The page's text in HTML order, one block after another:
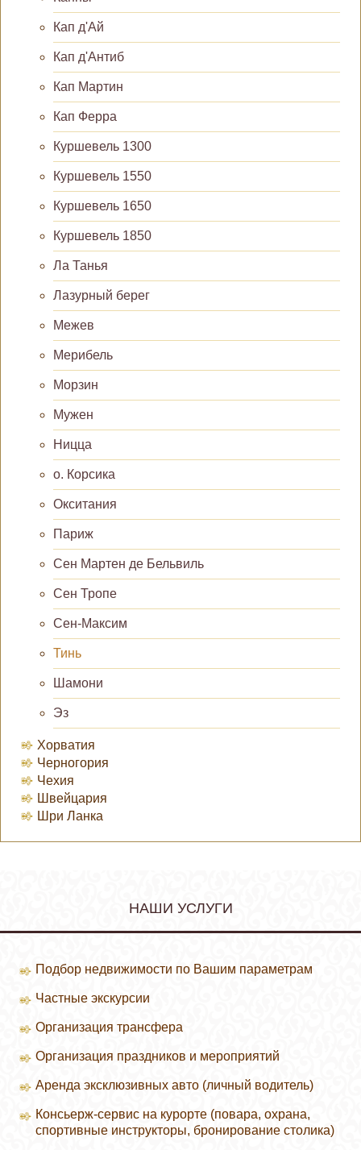
Кап д'Ай
Кап д'Антиб
Кап Мартин
Кап Ферра
Куршевель 1300
Куршевель 1550
Куршевель 1650
Куршевель 1850
Ла Танья
Лазурный берег
Межев
Мерибель
Морзин
Мужен
Ницца
о. Корсика
Окситания
Париж
Сен Мартен де Бельвиль
Сен Тропе
Сен-Максим
Тинь
Шамони
Эз
Хорватия
Черногория
Чехия
Швейцария
Шри Ланка
НАШИ УСЛУГИ
Подбор недвижимости по Вашим параметрам
Частные экскурсии
Организация трансфера
Организация праздников и мероприятий
Аренда эксклюзивных авто (личный водитель)
Консьерж-сервис на курорте (повара, охрана,
спортивные инструкторы, бронирование столика)